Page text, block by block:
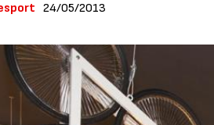
24/05/2013